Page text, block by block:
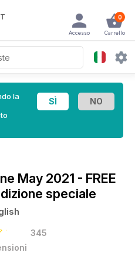
0
Carrello
Accesso
la
May 2021 - FREE
speciale
345